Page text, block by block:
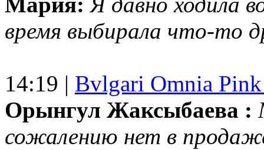
время выбирала что-то
14:19 | Bvlgari Omnia
Орынгул Жаксыбаева :
сожалению нет в